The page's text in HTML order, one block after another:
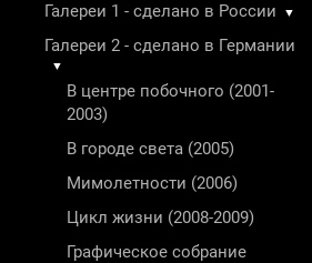
Галереи 1 - сделано в России
▼
Галереи 2 - сделано в Германии
▼
В центре побочного (2001-
2003)
В городе света (2005)
Мимолетности (2006)
Цикл жизни (2008-2009)
Графическое собрание